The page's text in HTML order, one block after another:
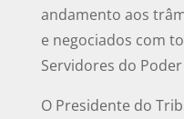
andamento aos
e negociados com
Servidores do
O Presidente do